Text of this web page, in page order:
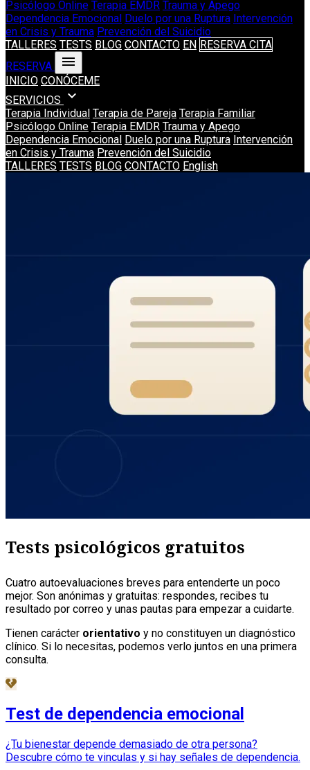
Psicólogo Online Terapia EMDR Trauma y Apego
Dependencia Emocional Duelo por una Ruptura Intervención
en Crisis y Trauma Prevención del Suicidio
TALLERES TESTS BLOG CONTACTO EN RESERVA CITA
RESERVA
menu
INICIO CONÓCEME
SERVICIOS expand_more
Terapia Individual Terapia de Pareja Terapia Familiar
Psicólogo Online Terapia EMDR Trauma y Apego
Dependencia Emocional Duelo por una Ruptura Intervención
en Crisis y Trauma Prevención del Suicidio
TALLERES TESTS BLOG CONTACTO English
Tests psicológicos gratuitos
Cuatro autoevaluaciones breves para entenderte un poco
mejor. Son anónimas y gratuitas: respondes, recibes tu
resultado por correo y unas pautas para empezar a cuidarte.
Tienen carácter orientativo y no constituyen un diagnóstico
clínico. Si lo necesitas, podemos verlo juntos en una primera
consulta.
Test de dependencia emocional
¿Tu bienestar depende demasiado de otra persona?
Descubre cómo te vinculas y si hay señales de dependencia.